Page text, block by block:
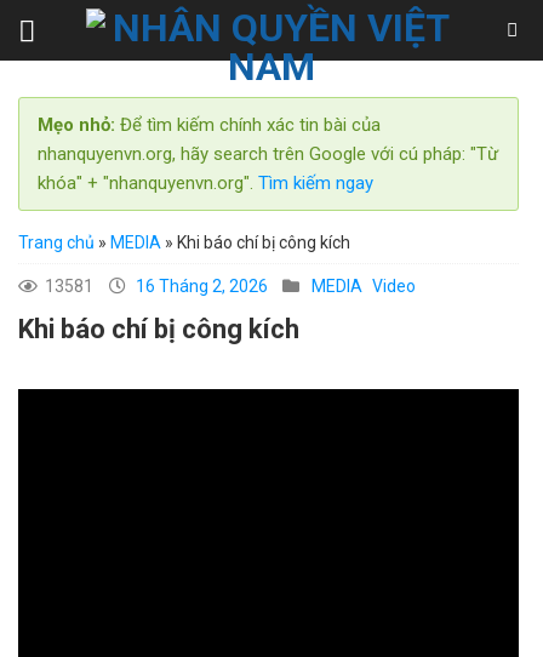
Skip
Mẹo nhỏ: Để tìm kiếm chính xác tin bài của
nhanquyenvn.org, hãy search trên Google với cú pháp: "Từ
khóa" + "nhanquyenvn.org". Tìm kiếm ngay
Trang chủ » MEDIA » Khi báo chí bị công kích
13581 16 Tháng 2, 2026 MEDIA Video
Khi báo chí bị công kích